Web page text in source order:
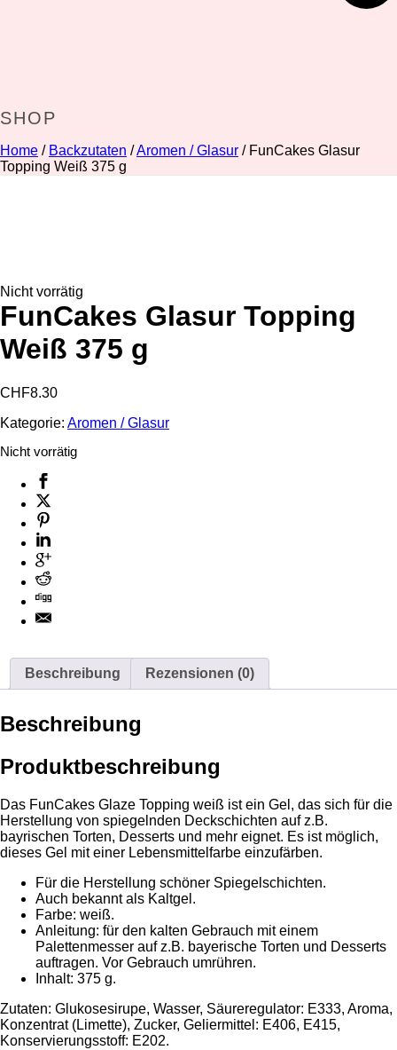
SHOP
Home / Backzutaten /Aromen / Glasur / FunCakes Glasur
Topping Weiß 375 g
Nicht vorrätig
FunCakes Glasur Topping
Weiß 375 g
CHF8.30
Kategorie: Aromen / Glasur
Nicht vorrätig
Beschreibung Rezensionen (0)
Beschreibung
Produktbeschreibung
Das FunCakes Glaze Topping weiß ist ein Gel, das sich für die
Herstellung von spiegelnden Deckschichten auf z.B.
bayrischen Torten, Desserts und mehr eignet. Es ist möglich,
dieses Gel mit einer Lebensmittelfarbe einzufärben.
Für die Herstellung schöner Spiegelschichten.
Auch bekannt als Kaltgel.
Farbe: weiß.
Anleitung: für den kalten Gebrauch mit einem
Palettenmesser auf z.B. bayerische Torten und Desserts
auftragen. Vor Gebrauch umrühren.
Inhalt: 375 g.
Zutaten: Glukosesirupe, Wasser, Säureregulator: E333, Aroma,
Konzentrat (Limette), Zucker, Geliermittel: E406, E415,
Konservierungsstoff: E202.